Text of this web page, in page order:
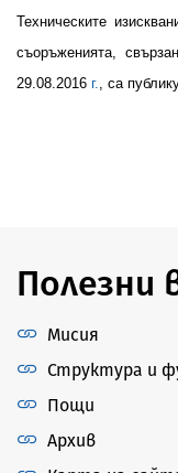
Техническите
съоръженията,
29 .08 .2016 г. , са
Полезни
Мисия
Структура и
Пощи
Архив